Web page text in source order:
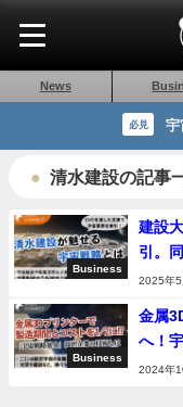
News
必見 宇
清水建設の記事
Business
建設
引。
2025年5
Business
金属
へ！
2024年